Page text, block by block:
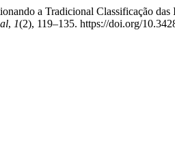
a Tradicional Classificação
, 1(2), 119–135. https://doi.org/